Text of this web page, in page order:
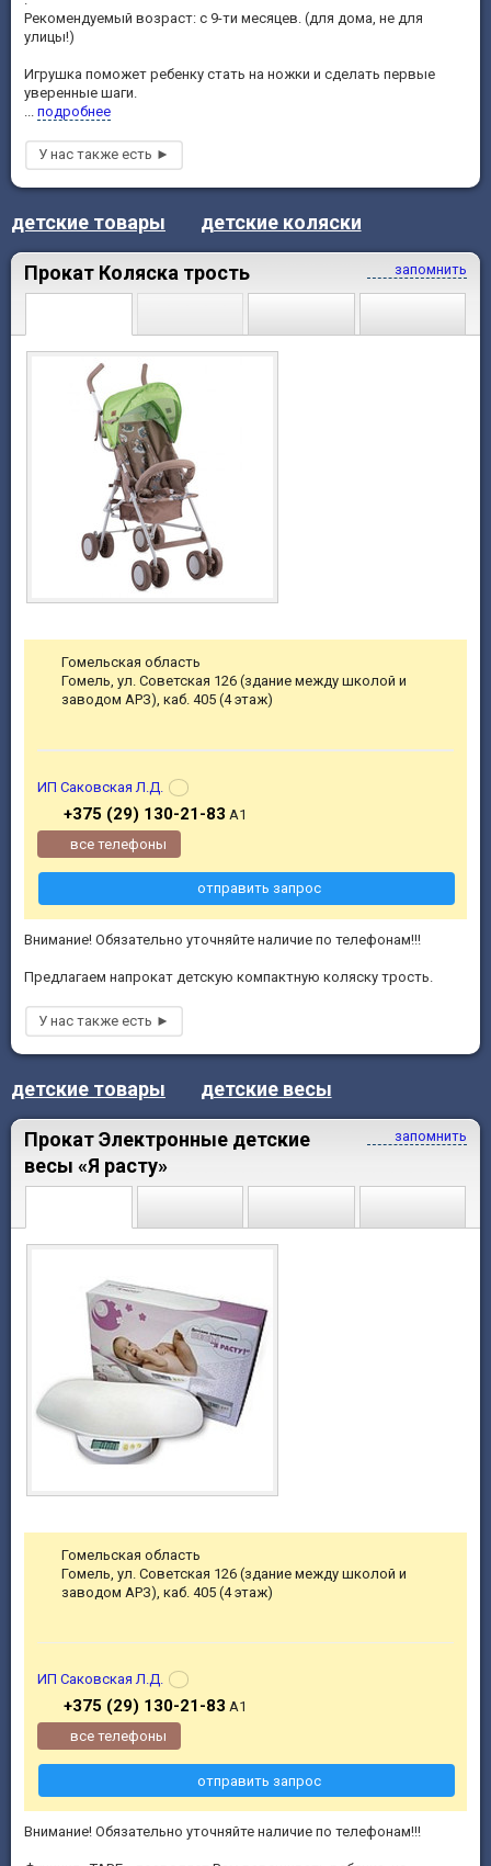
Рекомендуемый возраст: с 9-ти месяцев. (для дома, не для
улицы!)
Игрушка поможет ребенку стать на ножки и сделать первые
уверенные шаги.
подробнее
детские товары детские коляски
запомнить
Прокат Коляска трость
Внимание! Обязательно уточняйте наличие по телефонам!!!
Предлагаем напрокат детскую компактную коляску трость.
Гомельская область
Гомель, ул. Советская 126 (здание между школой и
заводом АРЗ), каб. 405 (4 этаж)
ИП Саковская Л.Д.
+375 (29) 130-21-83 А1
все телефоны
отправить запрос
детские товары детские весы
запомнить
Прокат Электронные детские
весы «Я расту»
Внимание! Обязательно уточняйте наличие по телефонам!!!
Гомельская область
Гомель, ул. Советская 126 (здание между школой и
заводом АРЗ), каб. 405 (4 этаж)
ИП Саковская Л.Д.
+375 (29) 130-21-83 А1
все телефоны
отправить запрос